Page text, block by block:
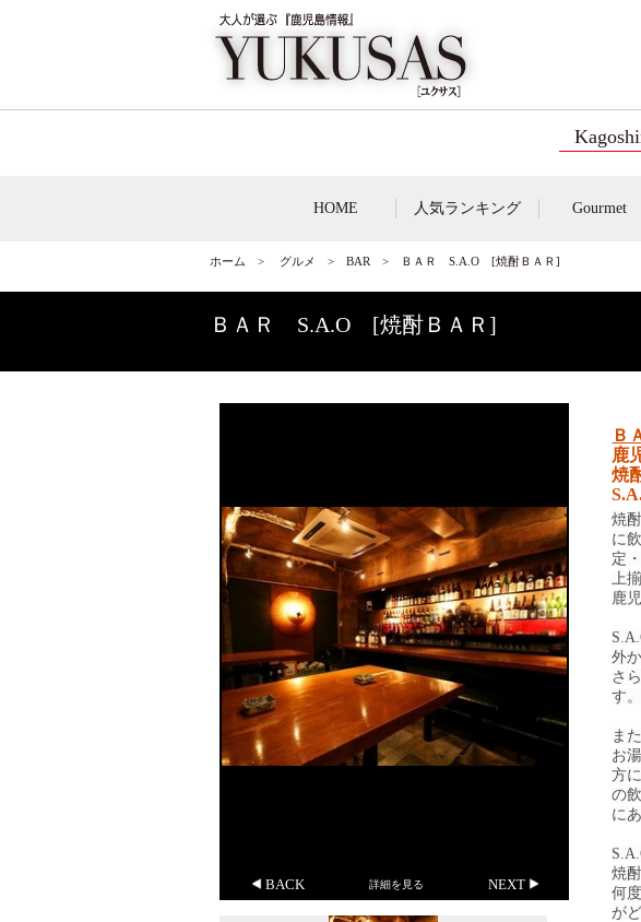
HOME 人気ランキング Gourmet
ホーム > グルメ > BAR > ＢＡＲ S.A.O [焼酎ＢＡＲ]
ＢＡＲ S.A.O [焼酎ＢＡＲ]
BACK 詳細を見る NEXT
Ｂ
鹿
焼
焼
に
定
上
鹿
外
さ
す。
ま
お
方
の
に
焼
何
が